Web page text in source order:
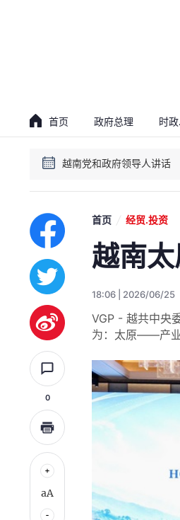
首页 政府总理 时
贯彻落实越共十四大决议
越南党和政府领导人讲话
0
aA
首页 经贸.投资
越南
18:06 | 2026/06/25
VGP - 越共中央
为：太原——产业